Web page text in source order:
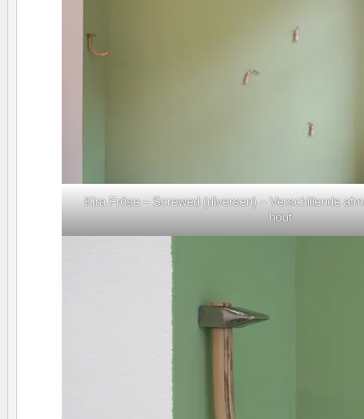
Kira Fröse – Screwed (diversen) – Verschillende
hout